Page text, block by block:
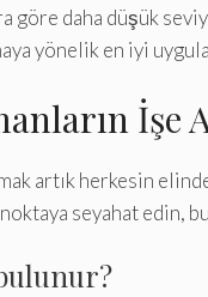
göre daha düşük
yönelik en iyi
İşe
artık herkesin
seyahat edin,